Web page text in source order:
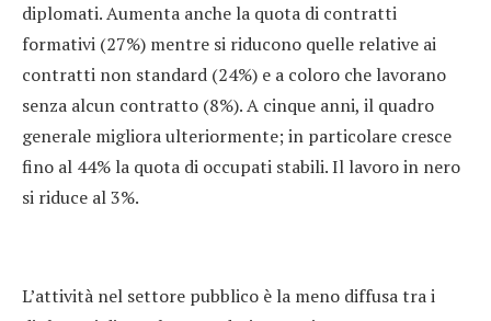
diplomati. Aumenta anche la quota di contratti
formativi (27%) mentre si riducono quelle relative ai
contratti non standard (24%) e a coloro che lavorano
senza alcun contratto (8%). A cinque anni, il quadro
generale migliora ulteriormente; in particolare cresce
fino al 44% la quota di occupati stabili. Il lavoro in nero
si riduce al 3%.
L’attività nel settore pubblico è la meno diffusa tra i